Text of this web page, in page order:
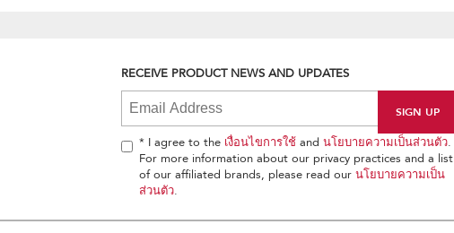
RECEIVE PRODUCT NEWS AND UPDATES
* I agree to the เงื่อนไขการใช้and นโยบายความเป็นส่วนตัว.
For more information about our privacy practices and a list
of our affiliated brands, please read our นโยบายความเป็น
ส่วนตัว.